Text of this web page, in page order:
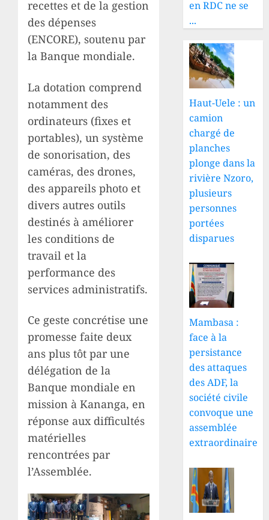
recettes et de la gestion
des dépenses
(ENCORE), soutenu par
la Banque mondiale.
La dotation comprend
notamment des
ordinateurs (fixes et
portables), un système
de sonorisation, des
caméras, des drones,
des appareils photo et
divers autres outils
destinés à améliorer
les conditions de
travail et la
performance des
services administratifs.
Ce geste concrétise une
promesse faite deux
ans plus tôt par une
délégation de la
Banque mondiale en
mission à Kananga, en
réponse aux difficultés
matérielles
rencontrées par
l’Assemblée.
en RDC ne se
...
Haut-Uele : un
camion
chargé de
planches
plonge dans la
rivière Nzoro,
plusieurs
personnes
portées
disparues
Mambasa :
face à la
persistance
des attaques
des ADF, la
société civile
convoque une
assemblée
extraordinaire